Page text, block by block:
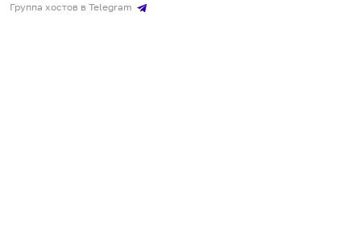
Группа хостов в Telegram